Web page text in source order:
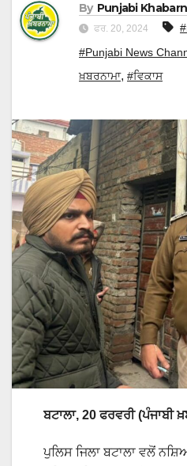
By Punjabi
ਫਰ. 20, 2024
#Punjabi News
ਖ਼ਬਰਨਾਮਾ, #ਵਿਕਾਸ
ਬਟਾਲਾ, 20 ਫਰਵਰੀ (ਪੰਜਾਬੀ
ਪੁਲਿਸ ਜਿਲਾ ਬਟਾਲਾ ਵਲੋਂ